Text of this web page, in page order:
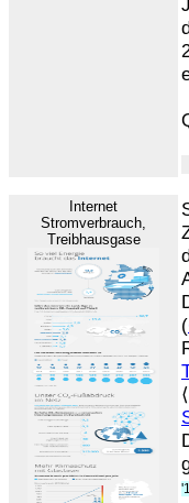
Internet
Stromverbrauch,
Treibhausgase
(
⟨